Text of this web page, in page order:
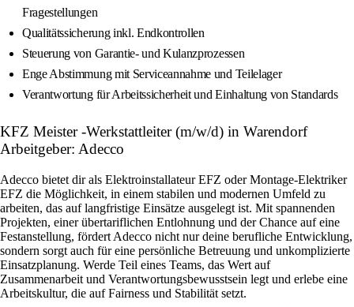
Fragestellungen
Qualitätssicherung inkl. Endkontrollen
Steuerung von Garantie- und Kulanzprozessen
Enge Abstimmung mit Serviceannahme und Teilelager
Verantwortung für Arbeitssicherheit und Einhaltung von Standards
KFZ Meister -Werkstattleiter (m/w/d) in Warendorf
Arbeitgeber: Adecco
Adecco bietet dir als Elektroinstallateur EFZ oder Montage-Elektriker
EFZ die Möglichkeit, in einem stabilen und modernen Umfeld zu
arbeiten, das auf langfristige Einsätze ausgelegt ist. Mit spannenden
Projekten, einer übertariflichen Entlohnung und der Chance auf eine
Festanstellung, fördert Adecco nicht nur deine berufliche Entwicklung,
sondern sorgt auch für eine persönliche Betreuung und unkomplizierte
Einsatzplanung. Werde Teil eines Teams, das Wert auf
Zusammenarbeit und Verantwortungsbewusstsein legt und erlebe eine
Arbeitskultur, die auf Fairness und Stabilität setzt.